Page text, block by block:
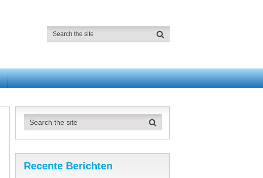
Recente Berichten